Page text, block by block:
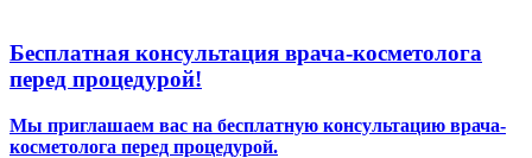
Бесплатная консультация врача-косметолога
перед процедурой!
Мы приглашаем вас на бесплатную консультацию врача-
косметолога перед процедурой.